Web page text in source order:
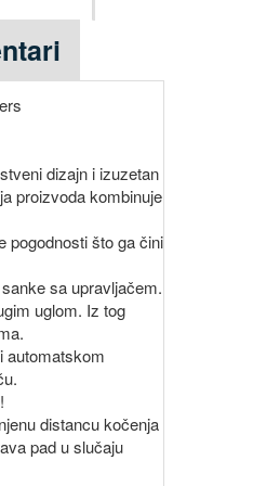
dizajn i izuzetan
proizvoda kombinuje
pogodnosti što ga čini
sa upravljačem.
uglom. Iz tog
automatskom
distancu kočenja
pad u slučaju